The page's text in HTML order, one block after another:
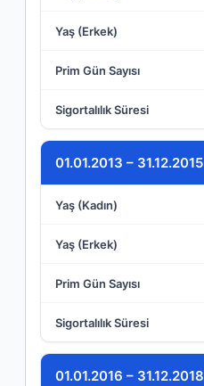
01.01.2013 – 31.12.2015
01.01.2016 – 31.12.2018